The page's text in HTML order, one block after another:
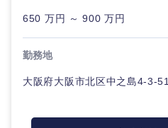
650 万円 ～ 900 万円
勤務地
大阪府大阪市北区中之島4-3-51